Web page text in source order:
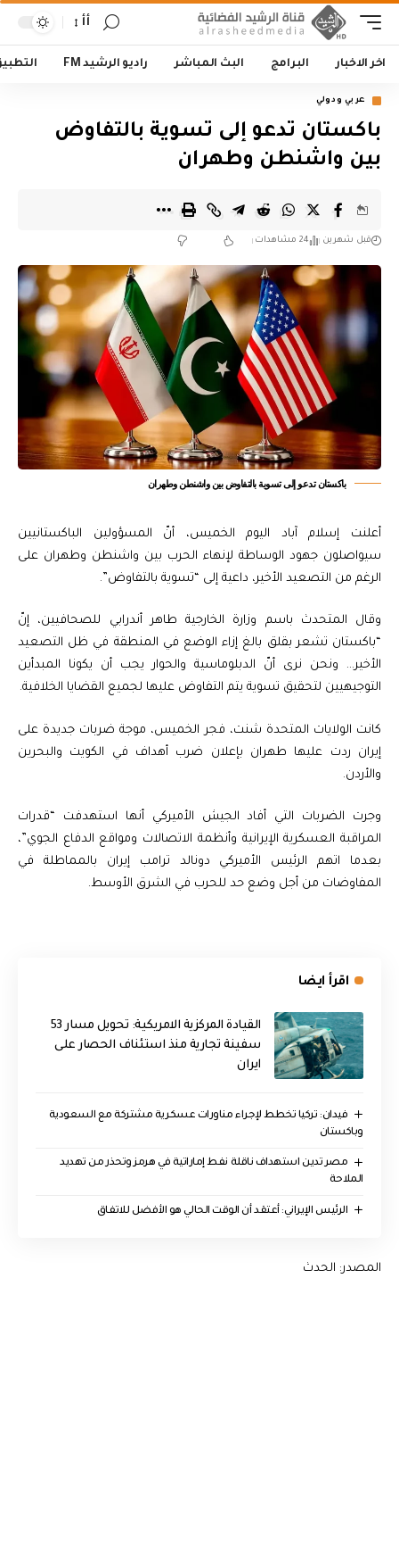
أأ
اخر الاخبار البرامج البث المباشر راديو الرشيد FM
عربي ودولي
باكستان تدعو إلى تسوية بالتفاوض
بين واشنطن وطهران
قبل شهرين 24 مشاهدات
باكستان تدعو إلى تسوية بالتفاوض بين واشنطن وطهران
أعلنت إسلام آباد اليوم الخميس، أنّ المسؤولين الباكستانيين
سيواصلون جهود الوساطة لإنهاء الحرب بين واشنطن وطهران على
الرغم من التصعيد الأخير، داعية إلى “تسوية بالتفاوض”.
وقال المتحدث باسم وزارة الخارجية طاهر أندرابي للصحافيين، إنّ
“باكستان تشعر بقلق بالغ إزاء الوضع في المنطقة في ظل التصعيد
الأخير… ونحن نرى أنّ الدبلوماسية والحوار يجب أن يكونا المبدأين
التوجيهيين لتحقيق تسوية يتم التفاوض عليها لجميع القضايا الخلافية.
كانت الولايات المتحدة شنت، فجر الخميس، موجة ضربات جديدة على
إيران ردت عليها طهران بإعلان ضرب أهداف في الكويت والبحرين
والأردن.
وجرت الضربات التي أفاد الجيش الأميركي أنها استهدفت “قدرات
المراقبة العسكرية الإيرانية وأنظمة الاتصالات ومواقع الدفاع الجوي”،
بعدما اتهم الرئيس الأميركي دونالد ترامب إيران بالمماطلة في
المفاوضات من أجل وضع حد للحرب في الشرق الأوسط.
اقرأ ايضا
القيادة المركزية الامريكية: تحويل مسار 53
سفينة تجارية منذ استئناف الحصار على
ايران
فيدان: تركيا تخطط لإجراء مناورات عسكرية مشتركة مع السعودية
وباكستان
مصر تدين استهداف ناقلة نفط إماراتية في هرمز وتحذر من تهديد
الملاحة
الرئيس الإيراني: أعتقد أن الوقت الحالي هو الأفضل للاتفاق
المصدر: الحدث